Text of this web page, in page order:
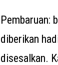
Pembaruan:
diberikan
disesalkan.